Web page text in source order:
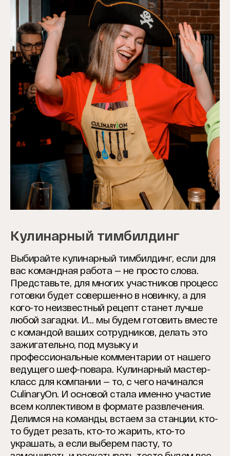
Кулинарный тимбилдинг
Выбирайте кулинарный тимбилдинг, если для
вас командная работа — не просто слова.
Представьте, для многих участников процесс
готовки будет совершенно в новинку, а для
кого-то неизвестный рецепт станет лучше
любой загадки. И… мы будем готовить вместе
с командой ваших сотрудников, делать это
зажигательно, под музыку и
профессиональные комментарии от нашего
ведущего шеф-повара. Кулинарный мастер-
класс для компании — то, с чего начинался
CulinaryOn. И основой стала именно участие
всем коллективом в формате развлечения.
Делимся на команды, встаем за станции, кто-
то будет резать, кто-то жарить, кто-то
украшать, а если выберем пасту, то